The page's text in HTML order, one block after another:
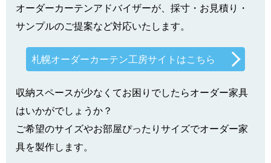
オーダーカーテンアドバイザーが、採寸・お見積り・
サンプルのご提案など対応いたします。
札幌オーダーカーテン工房サイトはこちら
収納スペースが少なくてお困りでしたらオーダー家具
はいかがでしょうか？
ご希望のサイズやお部屋ぴったりサイズでオーダー家
具を製作します。